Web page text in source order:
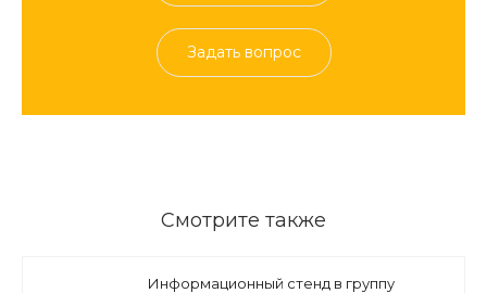
Задать вопрос
Смотрите также
Информационный стенд в группу